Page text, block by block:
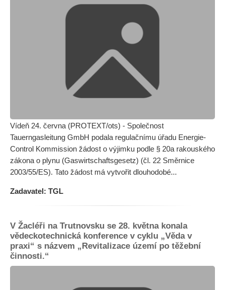
Vídeň 24. června (PROTEXT/ots) - Společnost
Tauerngasleitung GmbH podala regulačnímu úřadu Energie-
Control Kommission žádost o výjimku podle § 20a rakouského
zákona o plynu (Gaswirtschaftsgesetz) (čl. 22 Směrnice
2003/55/ES). Tato žádost má vytvořit dlouhodobé...
Zadavatel: TGL
V Žacléři na Trutnovsku se 28. května konala
vědeckotechnická konference v cyklu „Věda v
praxi“ s názvem „Revitalizace území po těžební
činnosti.“